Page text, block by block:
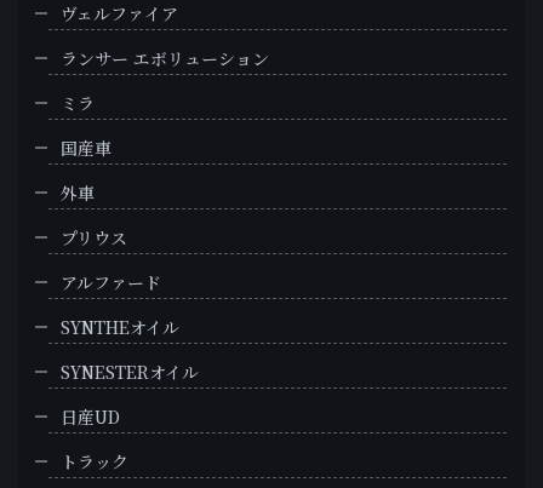
ヴェルファイア
ランサー エボリューション
ミラ
国産車
外車
プリウス
アルファード
SYNTHEオイル
SYNESTERオイル
日産UD
トラック